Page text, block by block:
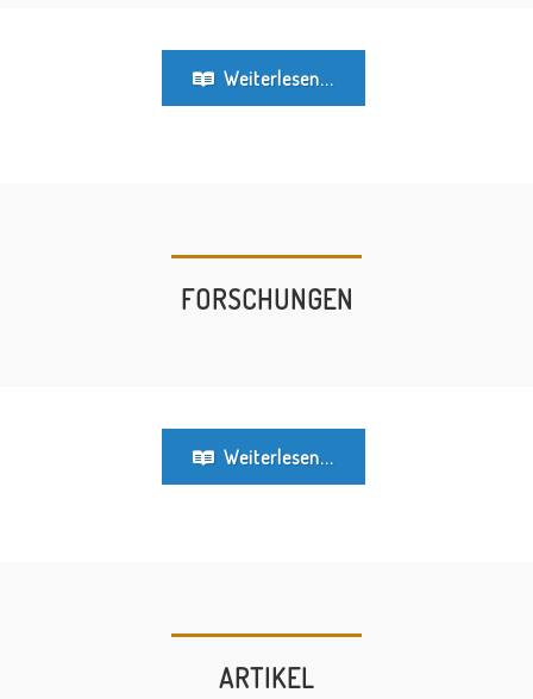
Weiterlesen...
FORSCHUNGEN
Weiterlesen...
ARTIKEL